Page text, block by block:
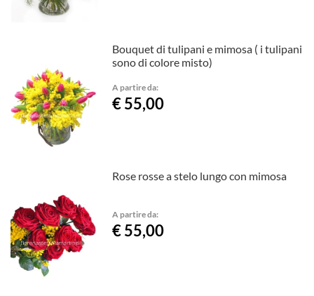
Bouquet di tulipani e mimosa ( i tulipani
sono di colore misto)
A partire da:
€ 55,00
Rose rosse a stelo lungo con mimosa
A partire da:
€ 55,00